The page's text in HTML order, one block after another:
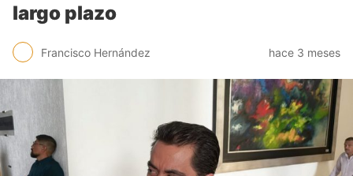
largo plazo
Francisco Hernández hace 3 meses